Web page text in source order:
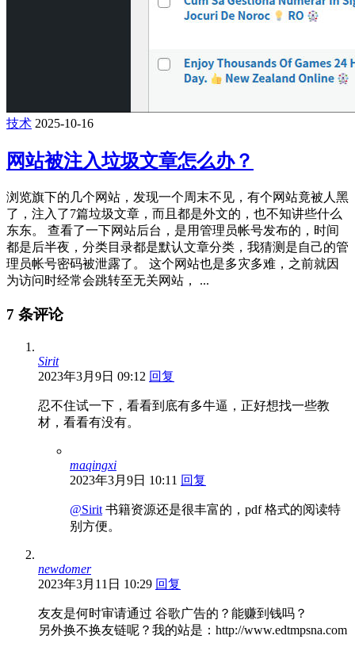
技术 2025-10-16
网站被注入垃圾文章怎么办？
浏览旗下的几个网站，发现一个周末不见，有个网站竟被人黑
了，注入了7篇垃圾文章，而且都是外文的，也不知讲些什么
东东。 查看了一下网站后台，是用管理员帐号发布的，时间
都是后半夜，分类目录都是默认文章分类，我猜测是自己的管
理员帐号密码被泄露了。 这个网站也是多灾多难，之前就因
为访问时经常会跳转至无关网站， ...
7 条评论
Sirit
2023年3月9日 09:12 回复
忍不住试一下，看看到底有多牛逼，正好想找一些教
材，看看有没有。
maqingxi
2023年3月9日 10:11 回复
@Sirit 书籍资源还是很丰富的，pdf 格式的阅读特
别方便。
newdomer
2023年3月11日 10:29 回复
友友是何时审请通过 谷歌广告的？能赚到钱吗？
另外换不换友链呢？我的站是：http://www.edtmpsna.com